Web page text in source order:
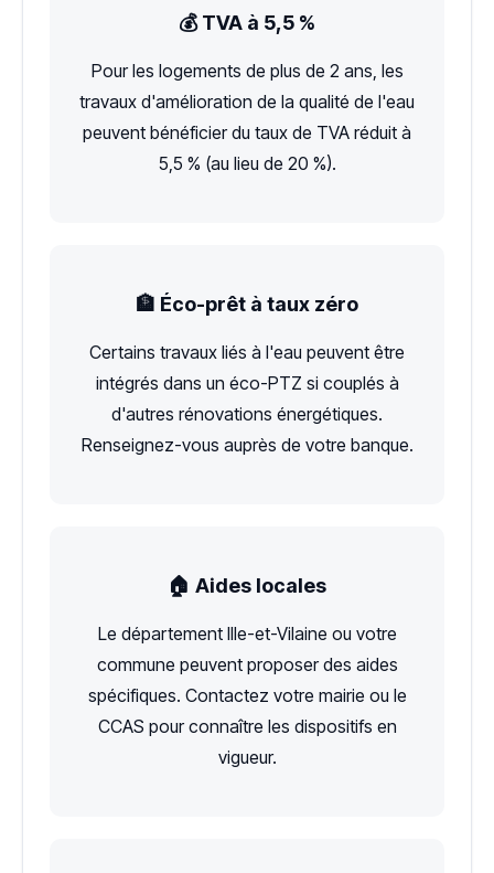
💰 TVA à 5,5 %
Pour les logements de plus de 2 ans, les
travaux d'amélioration de la qualité de l'eau
peuvent bénéficier du taux de TVA réduit à
5,5 % (au lieu de 20 %).
🏦 Éco-prêt à taux zéro
Certains travaux liés à l'eau peuvent être
intégrés dans un éco-PTZ si couplés à
d'autres rénovations énergétiques.
Renseignez-vous auprès de votre banque.
🏠 Aides locales
Le département Ille-et-Vilaine ou votre
commune peuvent proposer des aides
spécifiques. Contactez votre mairie ou le
CCAS pour connaître les dispositifs en
vigueur.